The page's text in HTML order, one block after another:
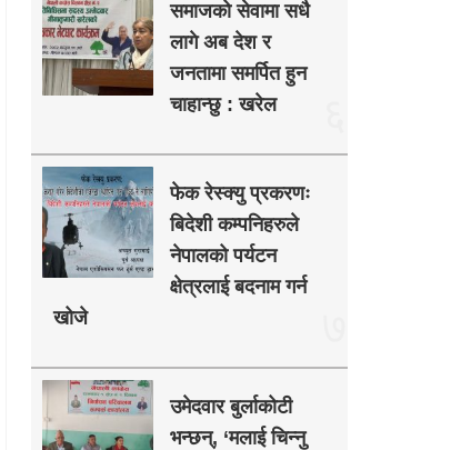
समाजको सेवामा सधै
लागे अब देश र
जनतामा समर्पित हुन
चाहान्छु : खरेल
फेक रेस्क्यु प्रकरणः
बिदेशी कम्पनिहरुले
नेपालको पर्यटन
क्षेत्रलाई बदनाम गर्न
खोजे
उमेदवार बुर्लाकोटी
भन्छन्, ‘मलाई चिन्नु